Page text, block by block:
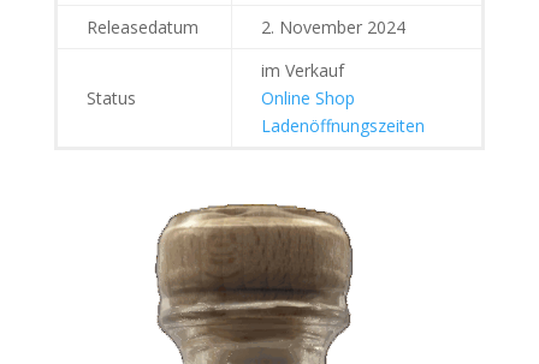
Releasedatum
2. November 2024
Status
im Verkauf
Online Shop
Ladenöffnungszeiten